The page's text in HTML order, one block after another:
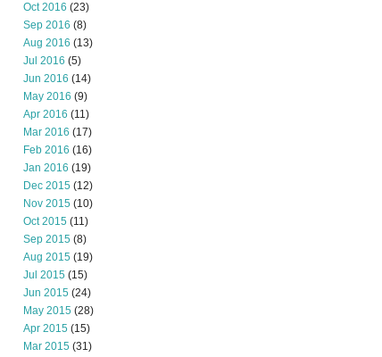
Oct 2016 (23)
Sep 2016 (8)
Aug 2016 (13)
Jul 2016 (5)
Jun 2016 (14)
May 2016 (9)
Apr 2016 (11)
Mar 2016 (17)
Feb 2016 (16)
Jan 2016 (19)
Dec 2015 (12)
Nov 2015 (10)
Oct 2015 (11)
Sep 2015 (8)
Aug 2015 (19)
Jul 2015 (15)
Jun 2015 (24)
May 2015 (28)
Apr 2015 (15)
Mar 2015 (31)